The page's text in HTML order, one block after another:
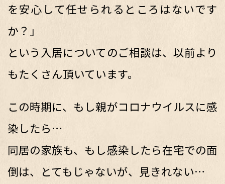
を安心して任せられるところはないです
か？」
という入居についてのご相談は、以前より
もたくさん頂いています。
この時期に、もし親がコロナウイルスに感
染したら…
同居の家族も、もし感染したら在宅での面
倒は、とてもじゃないが、見きれない…